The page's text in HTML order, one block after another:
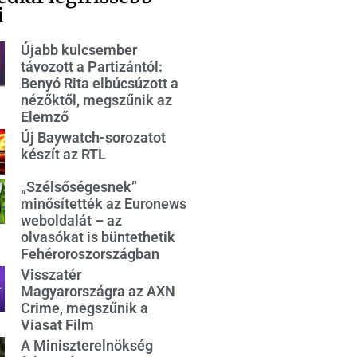
Újabb kulcsember
távozott a Partizántól:
Benyó Rita elbúcsúzott a
nézőktől, megszűnik az
Elemző
Új Baywatch-sorozatot
készít az RTL
„Szélsőségesnek”
minősítették az Euronews
weboldalát – az
olvasókat is büntethetik
Fehéroroszországban
Visszatér
Magyarországra az AXN
Crime, megszűnik a
Viasat Film
A Miniszterelnökség